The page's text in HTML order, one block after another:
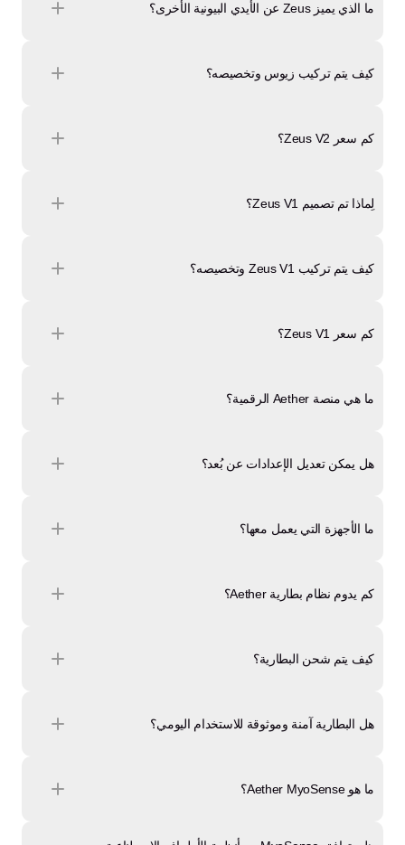
ما الذي يميز Zeus عن الأيدي البيونية الأخرى؟
كيف يتم تركيب زيوس وتخصيصه؟
كم سعر Zeus V2؟
لِماذا تم تصميم Zeus V1؟
كيف يتم تركيب Zeus V1 وتخصيصه؟
كم سعر Zeus V1؟
ما هي منصة Aether الرقمية؟
هل يمكن تعديل الإعدادات عن بُعد؟
ما الأجهزة التي يعمل معها؟
كم يدوم نظام بطارية Aether؟
كيف يتم شحن البطارية؟
هل البطارية آمنة وموثوقة للاستخدام اليومي؟
ما هو Aether MyoSense؟